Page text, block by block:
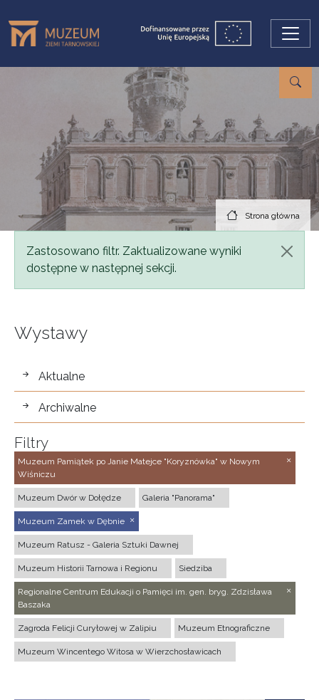
Strona główna
Komunikat
Zastosowano filtr. Zaktualizowane wyniki
dostępne w następnej sekcji.
Wystawy
wystawy
Aktualne
Archiwalne
Filtry
Muzeum Pamiątek po Janie Matejce "Koryznówka" w Nowym
Wiśniczu
Muzeum Dwór w Dołędze Galeria "Panorama"
Muzeum Zamek w Dębnie
Muzeum Ratusz - Galeria Sztuki Dawnej
Muzeum Historii Tarnowa i Regionu Siedziba
Regionalne Centrum Edukacji o Pamięci im. gen. bryg. Zdzisława
Baszaka
Zagroda Felicji Curyłowej w Zalipiu Muzeum Etnograficzne
Muzeum Wincentego Witosa w Wierzchosławicach